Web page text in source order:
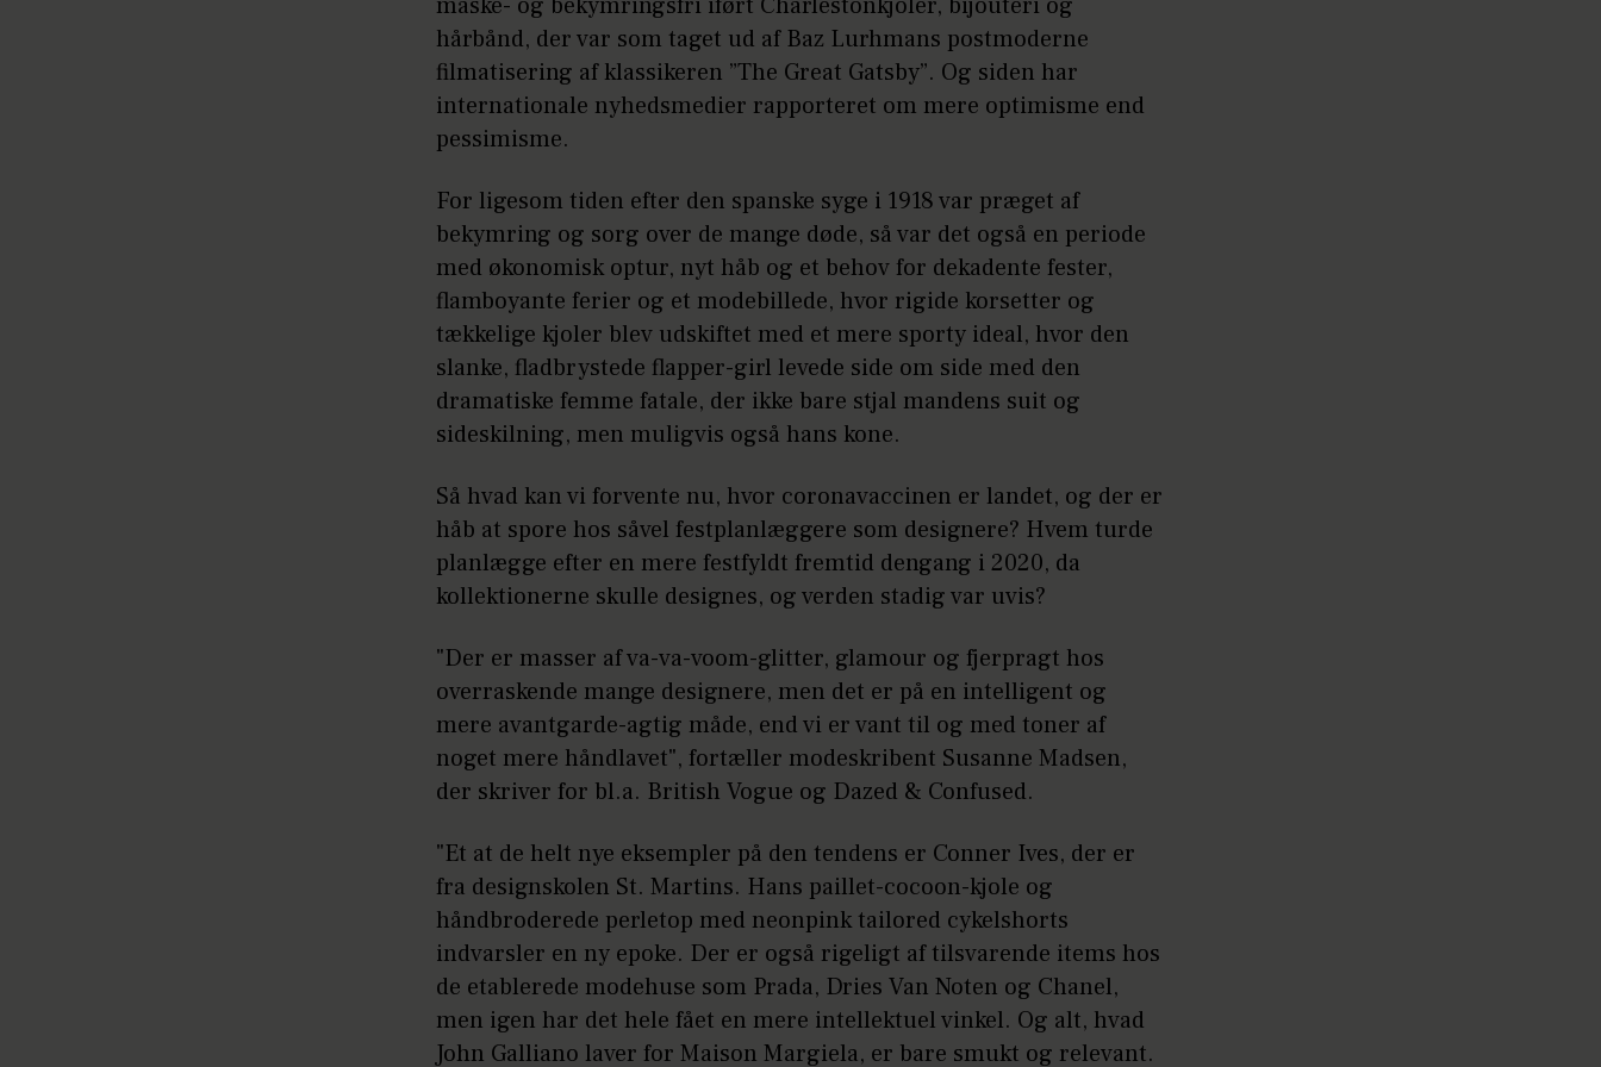
hårbånd, der var som taget ud af Baz Lurhmans postmoderne
filmatisering af klassikeren ”The Great Gatsby”. Og siden har
internationale nyhedsmedier rapporteret om mere optimisme end
pessimisme.
For ligesom tiden efter den spanske syge i 1918 var præget af
bekymring og sorg over de mange døde, så var det også en periode
med økonomisk optur, nyt håb og et behov for dekadente fester,
flamboyante ferier og et modebillede, hvor rigide korsetter og
tækkelige kjoler blev udskiftet med et mere sporty ideal, hvor den
slanke, fladbrystede flapper-girl levede side om side med den
dramatiske femme fatale, der ikke bare stjal mandens suit og
sideskilning, men muligvis også hans kone.
Så hvad kan vi forvente nu, hvor coronavaccinen er landet, og der er
håb at spore hos såvel festplanlæggere som designere? Hvem turde
planlægge efter en mere festfyldt fremtid dengang i 2020, da
kollektionerne skulle designes, og verden stadig var uvis?
"Der er masser af va-va-voom-glitter, glamour og fjerpragt hos
overraskende mange designere, men det er på en intelligent og
mere avantgarde-agtig måde, end vi er vant til og med toner af
noget mere håndlavet", fortæller modeskribent Susanne Madsen,
der skriver for bl.a. British Vogue og Dazed & Confused.
"Et at de helt nye eksempler på den tendens er Conner Ives, der er
fra designskolen St. Martins. Hans paillet-cocoon-kjole og
håndbroderede perletop med neonpink tailored cykelshorts
indvarsler en ny epoke. Der er også rigeligt af tilsvarende items hos
de etablerede modehuse som Prada, Dries Van Noten og Chanel,
men igen har det hele fået en mere intellektuel vinkel. Og alt, hvad
John Galliano laver for Maison Margiela, er bare smukt og relevant.